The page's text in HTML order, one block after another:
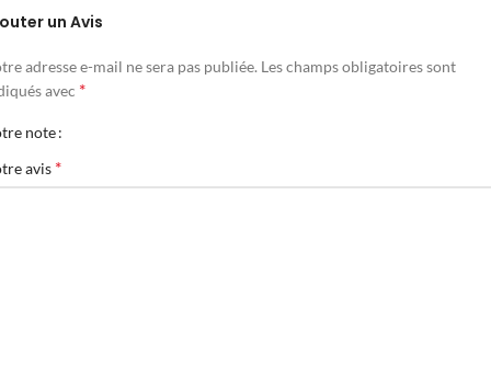
un Avis
adresse e-mail ne sera pas publiée. Les champs obligatoires sont
avec *
note
avis *